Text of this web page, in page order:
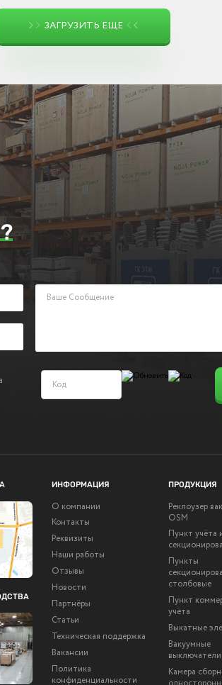
ЗАГРУЗИТЬ ЕЩЕ
ответит Вам в кратчайшие сроки.
ИНФОРМАЦИЯ
О компании
Контакты
Реквизиты
Наши работы
Отзывы
Новости
Партнёры
Статьи
Техническая поддержка
Вакансии
Политика
конфиденциальности
ПРОДУКЦИЯ
Реклоузер
OSM
Пункт учёта
Пункты
столбовые
Пункт
учёта
Выкатные
Вакуумные
выключатели
Камера